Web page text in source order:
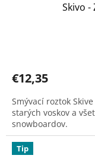
Skivo -
€12,35
Smývací roztok
starých voskov a
snowboardov.
Tip